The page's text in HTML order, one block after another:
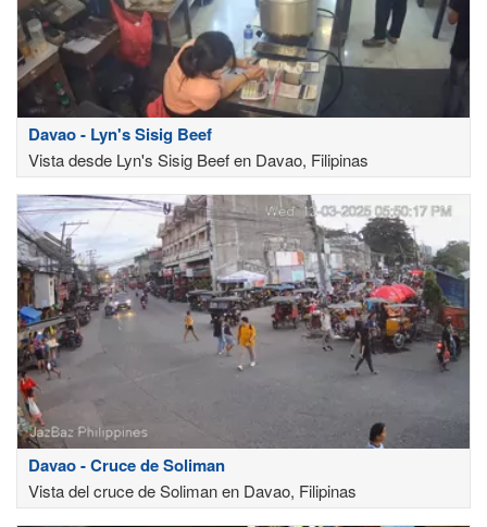
Davao - Lyn's Sisig Beef
Vista desde Lyn's Sisig Beef en Davao, Filipinas
Davao - Cruce de Soliman
Vista del cruce de Soliman en Davao, Filipinas